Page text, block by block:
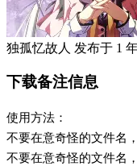
独孤忆故人 发布于 1
下载备注信息
使用方法：
不要在意奇怪的文件名
不要在意奇怪的文件名